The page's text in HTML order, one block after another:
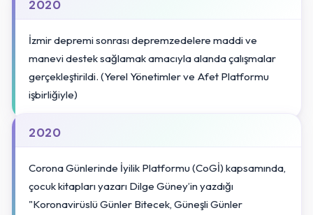
2020
İzmir depremi sonrası depremzedelere maddi ve
manevi destek sağlamak amacıyla alanda çalışmalar
gerçekleştirildi. (Yerel Yönetimler ve Afet Platformu
işbirliğiyle)
2020
Corona Günlerinde İyilik Platformu (CoGİ) kapsamında,
çocuk kitapları yazarı Dilge Güney’in yazdığı
"Koronavirüslü Günler Bitecek, Güneşli Günler